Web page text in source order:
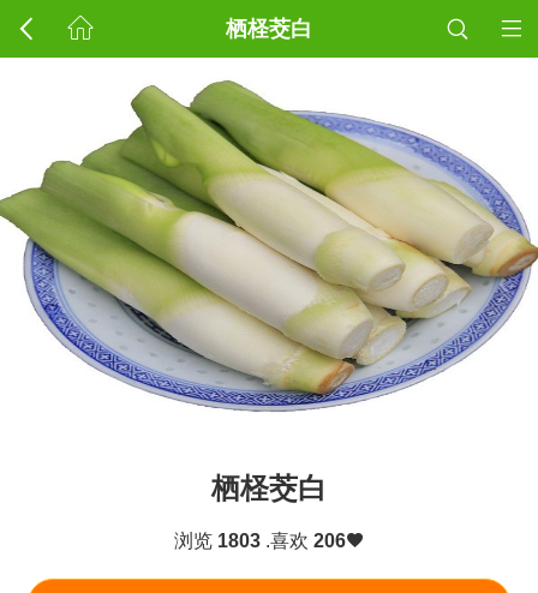
栖柽茭白
栖柽茭白
浏览 1803.喜欢 206